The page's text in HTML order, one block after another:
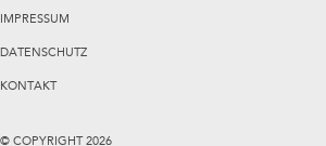
IMPRESSUM
DATENSCHUTZ
KONTAKT
© COPYRIGHT2026